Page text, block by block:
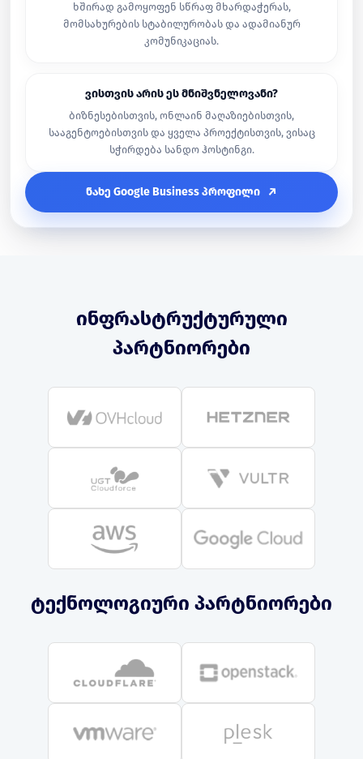
ხშირად გამოყოფენ სწრაფ მხარდაჭერას,
მომსახურების სტაბილურობას და ადამიანურ
კომუნიკაციას.
ვისთვის არის ეს მნიშვნელოვანი?
ბიზნესებისთვის, ონლაინ მაღაზიებისთვის,
სააგენტოებისთვის და ყველა პროექტისთვის, ვისაც
სჭირდება სანდო ჰოსტინგი.
ნახე Google Business პროფილი
ინფრასტრუქტურული
პარტნიორები
ტექნოლოგიური პარტნიორები